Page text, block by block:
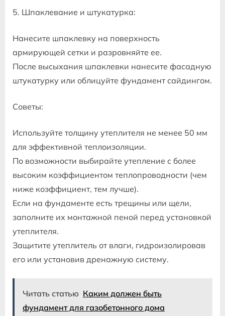
5. Шпаклевание и штукатурка:
Нанесите шпаклевку на поверхность
армирующей сетки и разровняйте ее.
После высыхания шпаклевки нанесите фасадную
штукатурку или облицуйте фундамент сайдингом.
Советы:
Используйте толщину утеплителя не менее 50 мм
для эффективной теплоизоляции.
По возможности выбирайте утепление с более
высоким коэффициентом теплопроводности (чем
ниже коэффициент, тем лучше).
Если на фундаменте есть трещины или щели,
заполните их монтажной пеной перед установкой
утеплителя.
Защитите утеплитель от влаги, гидроизолировав
его или установив дренажную систему.
Читать статью Каким должен быть
фундамент для газобетонного дома